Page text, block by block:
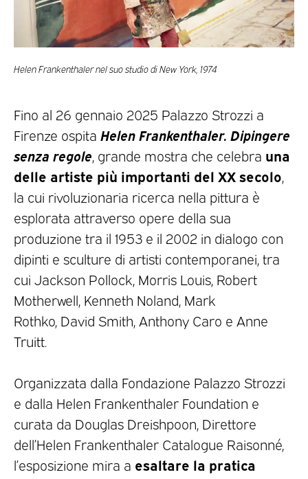
Helen Frankenthaler nel suo studio di New York, 1974
Fino al 26 gennaio 2025 Palazzo Strozzi a
Firenze ospita Helen Frankenthaler. Dipingere
senza regole , grande mostra che celebra una
delle artiste più importanti del XX secolo
la cui rivoluzionaria ricerca nella pittura è
esplorata attraverso opere della sua
produzione tra il 1953 e il 2002 in dialogo con
dipinti e sculture di artisti contemporanei, tra
cui Jackson Pollock, Morris Louis, Robert
Motherwell, Kenneth Noland, Mark
Rothko, David Smith, Anthony Caro e Anne
Truitt.
Organizzata dalla Fondazione Palazzo Strozzi
e dalla Helen Frankenthaler Foundation e
curata da Douglas Dreishpoon, Direttore
dell’Helen Frankenthaler Catalogue Raisonné,
l’esposizione mira a esaltare la pratica